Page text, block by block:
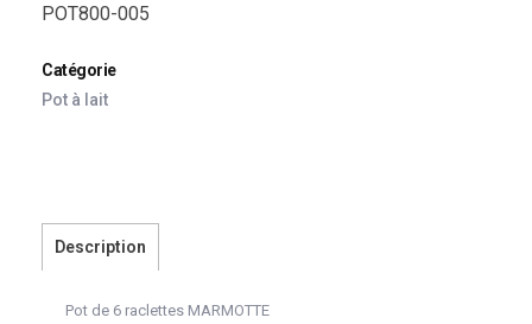
POT800-005
Catégorie
Pot à lait
Description
Pot de 6 raclettes MARMOTTE